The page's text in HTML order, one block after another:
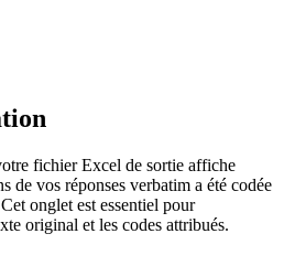
fichier Excel de sortie affiche
de vos réponses verbatim a été codée
onglet est essentiel pour
original et les codes attribués.